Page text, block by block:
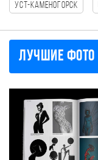
Уст-Каменогорск
Лучшие фото